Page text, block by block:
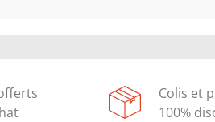
Colis et
100%